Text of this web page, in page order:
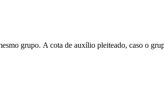
grupo. A cota de auxílio pleiteado, caso o